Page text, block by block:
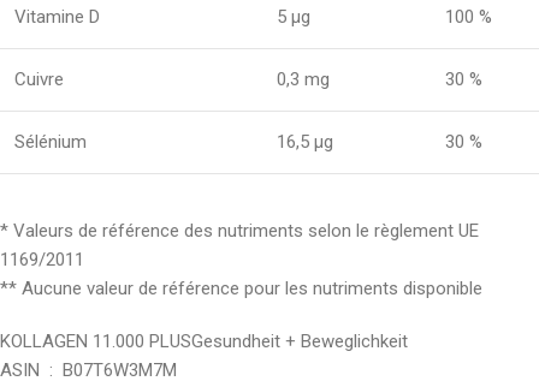
Vitamine D 5 µg 100 %
Cuivre 0,3 mg 30 %
Sélénium 16,5 µg 30 %
* Valeurs de référence des nutriments selon le règlement UE
1169/2011
** Aucune valeur de référence pour les nutriments disponible
KOLLAGEN 11.000 PLUSGesundheit + Beweglichkeit
ASIN ‏ : ‎ B07T6W3M7M